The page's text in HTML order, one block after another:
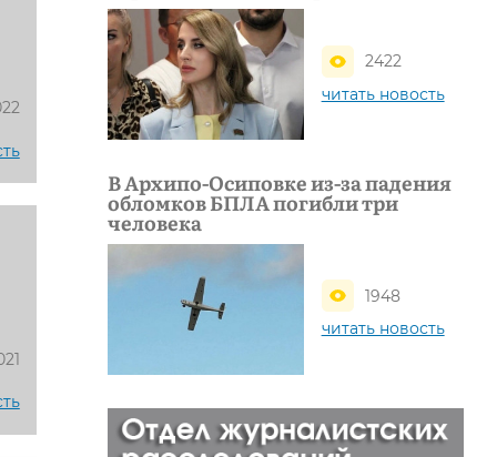
2422
читать новость
В Архипо-Осиповке из-за падения
обломков БПЛА погибли три
человека
1948
читать новость